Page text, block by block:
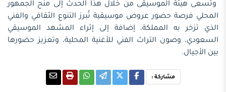
وتسعى هيئة الموسيقى من خلال هذا الحدث إلى منح الجمهور
المحلي فرصة حضور عروض موسيقية تُبرز التنوع الثقافي والفني
الذي تزخر به المملكة، إضافة إلى إثراء المشهد الموسيقي
السعودي، وصون التراث الفني للأغنية المحلية، وتعزيز حضورها
بين الأجيال.
مشاركة :